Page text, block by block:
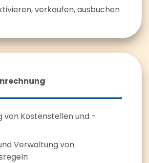
verkaufen, ausbuchen
von Kostenstellen und -
Verwaltung von